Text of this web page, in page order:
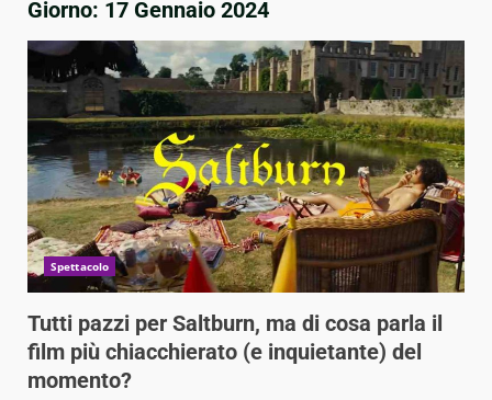
Giorno: 17 Gennaio 2024
Spettacolo
Tutti pazzi per Saltburn, ma di cosa parla il
film più chiacchierato (e inquietante) del
momento?